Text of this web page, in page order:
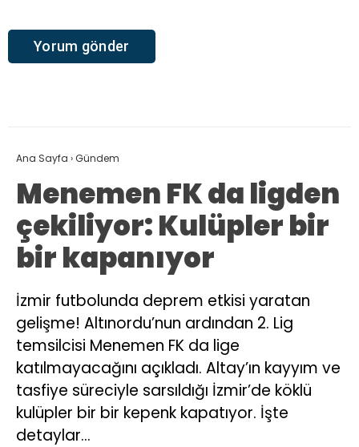
Ana Sayfa ›Gündem
Menemen FK da ligden
çekiliyor: Kulüpler bir
bir kapanıyor
İzmir futbolunda deprem etkisi yaratan
gelişme! Altınordu’nun ardından 2. Lig
temsilcisi Menemen FK da lige
katılmayacağını açıkladı. Altay’ın kayyım ve
tasfiye süreciyle sarsıldığı İzmir’de köklü
kulüpler bir bir kepenk kapatıyor. İşte
detaylar…